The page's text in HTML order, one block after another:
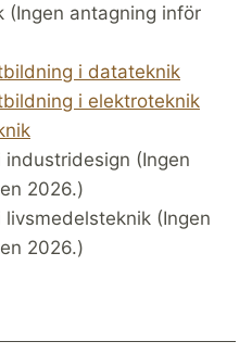
antagning inför
i datateknik
i elektroteknik
(Ingen
2026.)
(Ingen
2026.)